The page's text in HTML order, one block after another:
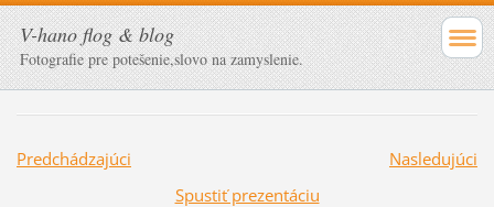
V-hano flog & blog
Fotografie pre potešenie,slovo na zamyslenie.
Predchádzajúci
Nasledujúci
Spustiť prezentáciu